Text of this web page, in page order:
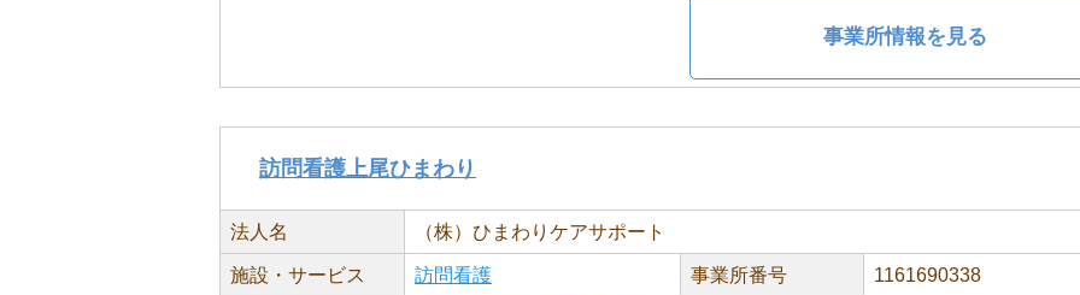
事業所情報を見る
訪問看護上尾ひまわり
法人名 （株）ひまわりケアサポート
施設・サービス 訪問看護 事業所番号 1161690338